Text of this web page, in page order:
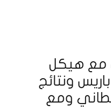
مع هيكل
ونتائج
ومع